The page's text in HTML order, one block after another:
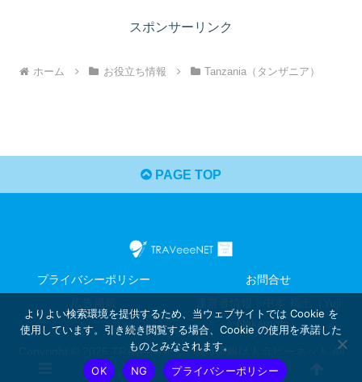
スポンサーリンク
ホーム お役立ち情報 Tanzania（タンザニア）
PAGE TOP
プライバシーポリシー
お問合せ
Nakamoto）
Copyright © 2025 TRAVeeeNET｜旅行情報はトラビーネット All
Rights Reserved.
よりよい検索環境を提供するため、当ウェブサイトでは Cookie を
使用しています。引き続き閲覧する場合、Cookie の使用を承諾した
ものとみなされます。
OK
NG プライバシーポリシー